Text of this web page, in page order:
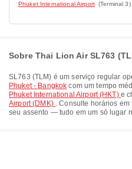
Phuket International Airport (Terminal 3)
Sobre Thai Lion Air SL763
SL763 (TLM) é um serviço regular
Phuket - Bangkok com um tempo
Phuket International Airport (HKT) e
Airport (DMK) . Consulte horários
seu assento — tudo em um só lugar